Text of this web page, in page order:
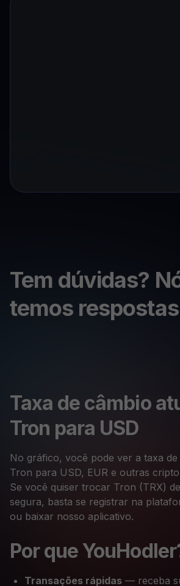
Tem dúvidas?
temos
Taxa de câmbio
Tron para USD
No gráfico, você pode ver a taxa
Tron para USD, EUR e outras
Se você quiser trocar Tron (TRX)
segura, basta se registrar na
ou baixar nosso aplicativo.
Por que
Transações rápidas — receba